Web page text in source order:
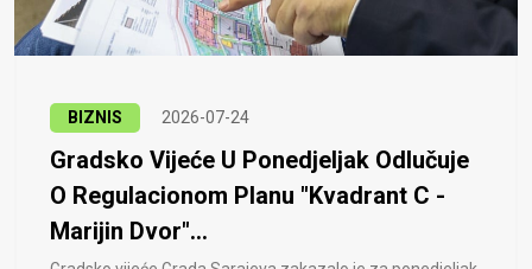
BIZNIS 2026-07-24
Gradsko Vijeće U Ponedjeljak Odlučuje
O Regulacionom Planu "Kvadrant C -
Marijin Dvor"...